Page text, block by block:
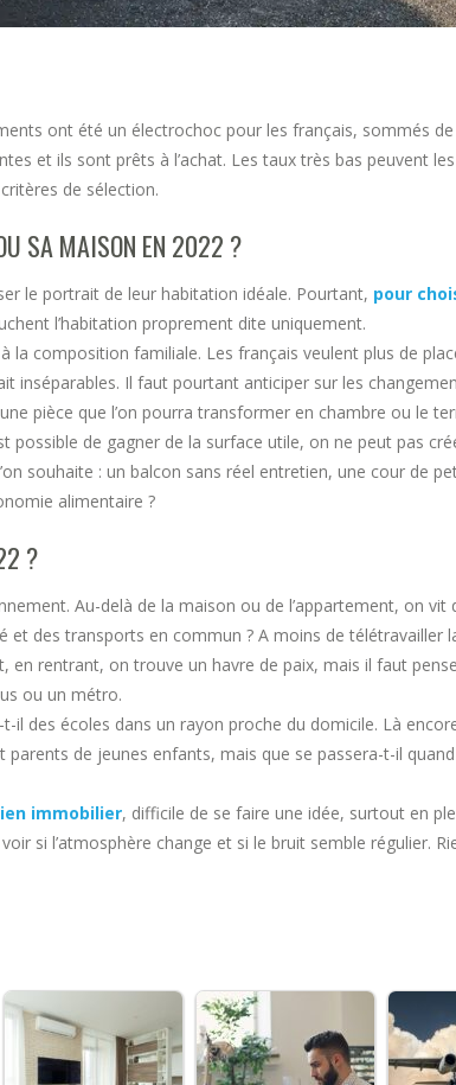
ont été un électrochoc pour les français, sommés
et ils sont prêts à l’achat. Les taux très bas peuvent
de sélection.
SA MAISON EN 2022 ?
le portrait de leur habitation idéale. Pourtant, pour
l’habitation proprement dite uniquement.
composition familiale. Les français veulent plus de
Il faut pourtant anticiper sur les
pièce que l’on pourra transformer en chambre ou le
possible de gagner de la surface utile, on ne peut pas
souhaite : un balcon sans réel entretien, une cour de
alimentaire ?
?
Au-delà de la maison ou de l’appartement, on
des transports en commun ? A moins de
rentrant, on trouve un havre de paix, mais il faut
ou un métro.
il des écoles dans un rayon proche du domicile. Là
de jeunes enfants, mais que se passera-t-il
immobilier, difficile de se faire une idée, surtout en
si l’atmosphère change et si le bruit semble régulier.